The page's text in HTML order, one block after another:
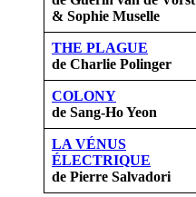
& Sophie Muselle
THE PLAGUE
de Charlie Polinger
COLONY
de Sang-Ho Yeon
LA VÉNUS
ÉLECTRIQUE
de Pierre Salvadori